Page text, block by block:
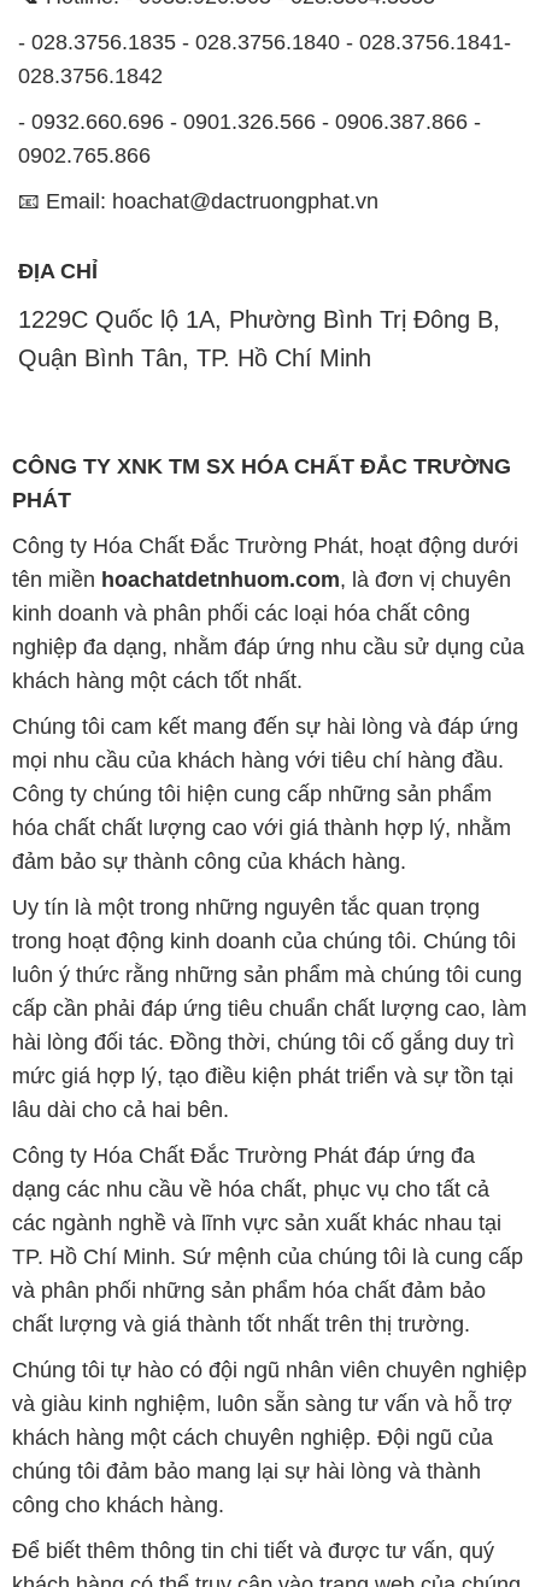
- 028.3756.1835 - 028.3756.1840 - 028.3756.1841-
028.3756.1842
- 0932.660.696 - 0901.326.566 - 0906.387.866 -
0902.765.866
📧 Email: hoachat@dactruongphat.vn
ĐỊA CHỈ
1229C Quốc lộ 1A, Phường Bình Trị Đông B,
Quận Bình Tân, TP. Hồ Chí Minh
CÔNG TY XNK TM SX HÓA CHẤT ĐẮC TRƯỜNG
PHÁT
Công ty Hóa Chất Đắc Trường Phát, hoạt động dưới
tên miền hoachatdetnhuom.com, là đơn vị chuyên
kinh doanh và phân phối các loại hóa chất công
nghiệp đa dạng, nhằm đáp ứng nhu cầu sử dụng của
khách hàng một cách tốt nhất.
Chúng tôi cam kết mang đến sự hài lòng và đáp ứng
mọi nhu cầu của khách hàng với tiêu chí hàng đầu.
Công ty chúng tôi hiện cung cấp những sản phẩm
hóa chất chất lượng cao với giá thành hợp lý, nhằm
đảm bảo sự thành công của khách hàng.
Uy tín là một trong những nguyên tắc quan trọng
trong hoạt động kinh doanh của chúng tôi. Chúng tôi
luôn ý thức rằng những sản phẩm mà chúng tôi cung
cấp cần phải đáp ứng tiêu chuẩn chất lượng cao, làm
hài lòng đối tác. Đồng thời, chúng tôi cố gắng duy trì
mức giá hợp lý, tạo điều kiện phát triển và sự tồn tại
lâu dài cho cả hai bên.
Công ty Hóa Chất Đắc Trường Phát đáp ứng đa
dạng các nhu cầu về hóa chất, phục vụ cho tất cả
các ngành nghề và lĩnh vực sản xuất khác nhau tại
TP. Hồ Chí Minh. Sứ mệnh của chúng tôi là cung cấp
và phân phối những sản phẩm hóa chất đảm bảo
chất lượng và giá thành tốt nhất trên thị trường.
Chúng tôi tự hào có đội ngũ nhân viên chuyên nghiệp
và giàu kinh nghiệm, luôn sẵn sàng tư vấn và hỗ trợ
khách hàng một cách chuyên nghiệp. Đội ngũ của
chúng tôi đảm bảo mang lại sự hài lòng và thành
công cho khách hàng.
Để biết thêm thông tin chi tiết và được tư vấn, quý